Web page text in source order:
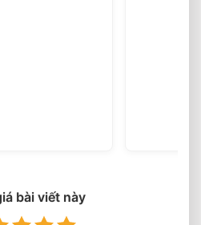
bài viết này